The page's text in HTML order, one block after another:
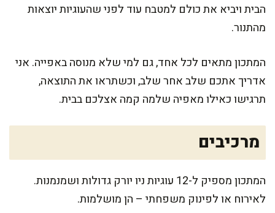
הבית ויביא את כולם למטבח עוד לפני שהעוגיות יוצאות
מהתנור.
המתכון מתאים לכל אחד, גם למי שלא מנוסה באפייה. אני
אדריך אתכם שלב אחר שלב, וכשתראו את התוצאה,
תרגישו כאילו מאפיה שלמה קמה אצלכם בבית.
מרכיבים
המתכון מספיק ל-12 עוגיות ניו יורק גדולות ושמנמנות.
לאירוח או לפינוק משפחתי – הן מושלמות.